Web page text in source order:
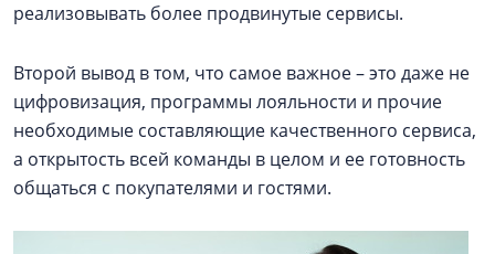
реализовывать более продвинутые сервисы.
Второй вывод в том, что самое важное – это даже не
цифровизация, программы лояльности и прочие
необходимые составляющие качественного сервиса,
а открытость всей команды в целом и ее готовность
общаться с покупателями и гостями.